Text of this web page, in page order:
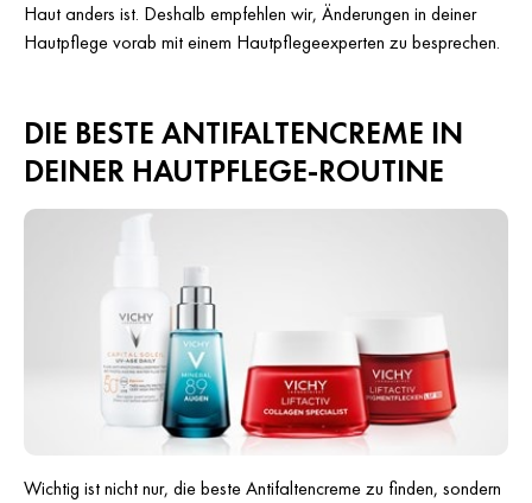
Haut anders ist. Deshalb empfehlen wir, Änderungen in deiner
Hautpflege vorab mit einem Hautpflegeexperten zu besprechen.
DIE BESTE ANTIFALTENCREME IN
DEINER HAUTPFLEGE-ROUTINE
Wichtig ist nicht nur, die beste Antifaltencreme zu finden, sondern